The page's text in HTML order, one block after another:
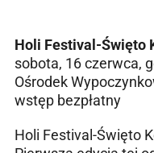
Holi Festival-Święto
sobota, 16 czerwca,
Ośrodek
wstęp bezpłatny
Holi Festival-Święto